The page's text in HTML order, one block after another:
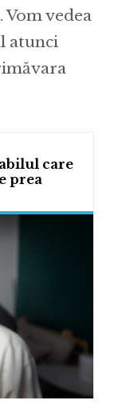
Vom vedea
atunci
care
prea